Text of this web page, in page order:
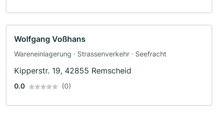
Wolfgang Voßhans
Wareneinlagerung · Strassenverkehr · Seefracht
Kipperstr. 19, 42855 Remscheid
0.0 (0)